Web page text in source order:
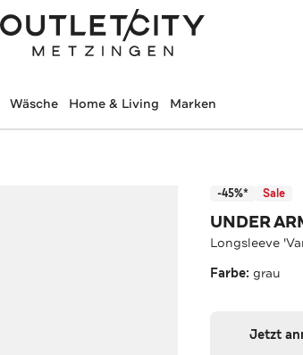
Wäsche Home & Living Marken
-45%* Sale
UNDER
Longsleeve
Farbe:grau
Jetzt